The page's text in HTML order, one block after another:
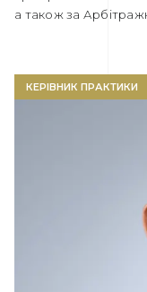
а також за
КЕРІВНИК ПРАКТИКИ